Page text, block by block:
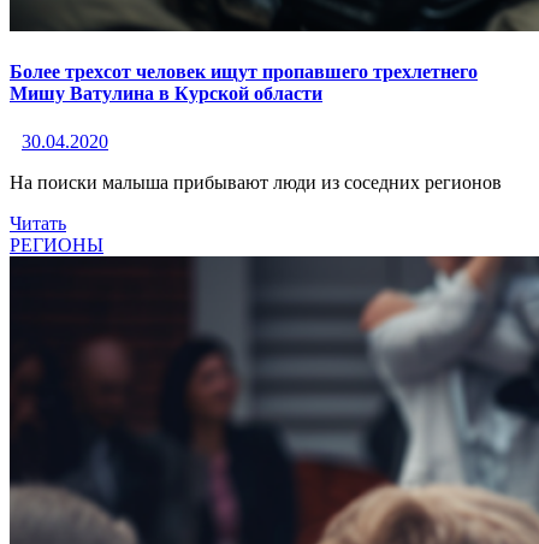
Более трехсот человек ищут пропавшего трехлетнего
Мишу Ватулина в Курской области
30.04.2020
На поиски малыша прибывают люди из соседних регионов
Читать
РЕГИОНЫ